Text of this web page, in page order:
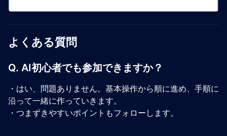
よくある質問
Q. AI初心者でも参加できますか？
・はい、問題ありません。基本操作から順に進め、手順に
沿って一緒に作っていきます。
・つまずきやすいポイントもフォローします。